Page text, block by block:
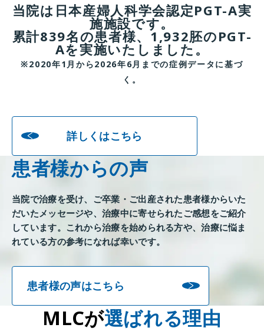
当院は日本産婦人科学会認定PGT-A実
施施設です。
累計839名の患者様、1,932胚のPGT-
Aを実施いたしました。
※2020年1月から2026年6月までの症例データに基づ
く。
詳しくはこちら
患者様からの声
当院で治療を受け、ご卒業・ご出産された患者様からいた
だいたメッセージや、治療中に寄せられたご感想をご紹介
しています。これから治療を始められる方や、治療に悩ま
れている方の参考になれば幸いです。
患者様の声はこちら
MLCが選ばれる理由